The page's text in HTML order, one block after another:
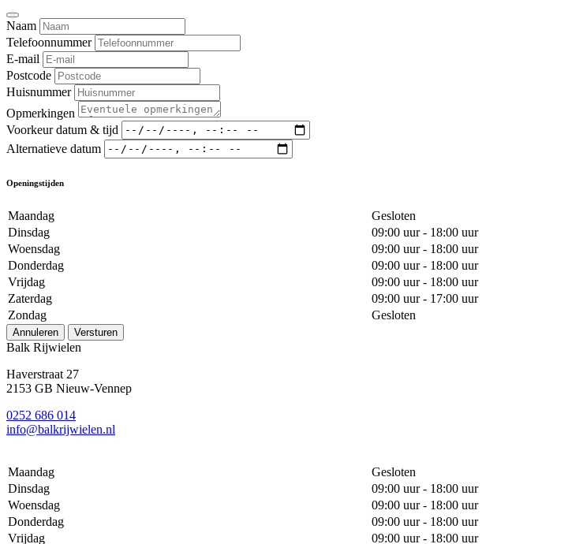
Naam
Telefoonnummer
E-mail
Postcode
Huisnummer
Opmerkingen
Voorkeur datum & tijd
Alternatieve datum
Openingstijden
Maandag
Gesloten
Dinsdag
09:00 uur - 18:00 uur
Woensdag
09:00 uur - 18:00 uur
Donderdag
09:00 uur - 18:00 uur
Vrijdag
09:00 uur - 18:00 uur
Zaterdag
09:00 uur - 17:00 uur
Zondag
Gesloten
Annuleren Versturen
Balk Rijwielen
Haverstraat 27
2153 GB Nieuw-Vennep
0252 686 014
info@balkrijwielen.nl
Maandag
Gesloten
Dinsdag
09:00 uur - 18:00 uur
Woensdag
09:00 uur - 18:00 uur
Donderdag
09:00 uur - 18:00 uur
Vrijdag
09:00 uur - 18:00 uur